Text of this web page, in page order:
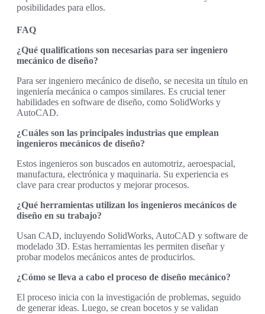
posibilidades para ellos.
FAQ
¿Qué qualifications son necesarias para ser ingeniero
mecánico de diseño?
Para ser ingeniero mecánico de diseño, se necesita un título en
ingeniería mecánica o campos similares. Es crucial tener
habilidades en software de diseño, como SolidWorks y
AutoCAD.
¿Cuáles son las principales industrias que emplean
ingenieros mecánicos de diseño?
Estos ingenieros son buscados en automotriz, aeroespacial,
manufactura, electrónica y maquinaria. Su experiencia es
clave para crear productos y mejorar procesos.
¿Qué herramientas utilizan los ingenieros mecánicos de
diseño en su trabajo?
Usan CAD, incluyendo SolidWorks, AutoCAD y software de
modelado 3D. Estas herramientas les permiten diseñar y
probar modelos mecánicos antes de producirlos.
¿Cómo se lleva a cabo el proceso de diseño mecánico?
El proceso inicia con la investigación de problemas, seguido
de generar ideas. Luego, se crean bocetos y se validan